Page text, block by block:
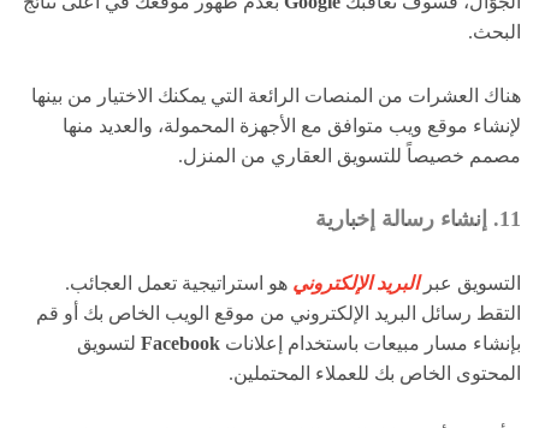
البحث.
هناك العشرات من المنصات الرائعة التي يمكنك الاختيار من بينها
لإنشاء موقع ويب متوافق مع الأجهزة المحمولة، والعديد منها
مصمم خصيصاً للتسويق العقاري من المنزل.
11. إنشاء رسالة إخبارية
التسويق عبرالبريد الإلكتروني هو استراتيجية تعمل العجائب.
التقط رسائل البريد الإلكتروني من موقع الويب الخاص بك أو قم
بإنشاء مسار مبيعات باستخدام إعلانات Facebook لتسويق
المحتوى الخاص بك للعملاء المحتملين.